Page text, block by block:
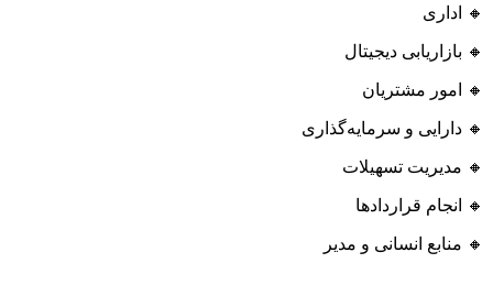
🔸 اداری
🔸 بازاریابی دیجیتال
🔸 امور مشتریان
🔸 دارایی و سرمایه‌گذاری
🔸 مدیریت تسهیلات
🔸 انجام قراردادها
🔸 منابع انسانی و مدیر